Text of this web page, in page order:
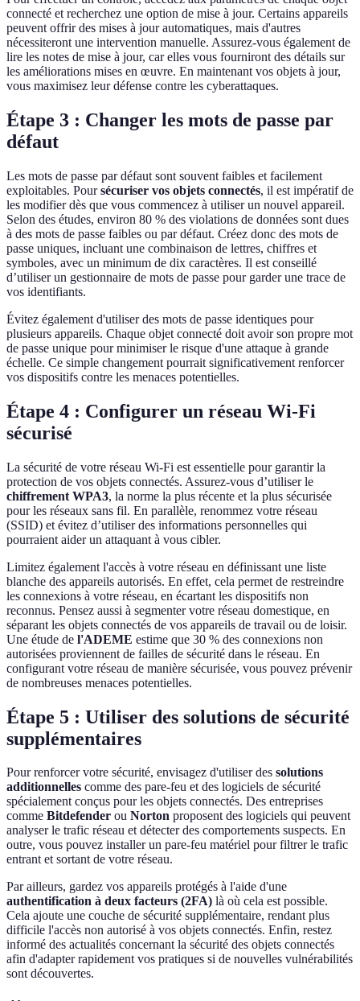
connecté et recherchez une option de mise à jour. Certains appareils
peuvent offrir des mises à jour automatiques, mais d'autres
nécessiteront une intervention manuelle. Assurez-vous également de
lire les notes de mise à jour, car elles vous fourniront des détails sur
les améliorations mises en œuvre. En maintenant vos objets à jour,
vous maximisez leur défense contre les cyberattaques.
Étape 3 : Changer les mots de passe par
défaut
Les mots de passe par défaut sont souvent faibles et facilement
exploitables. Poursécuriser vos objets connectés, il est impératif de
les modifier dès que vous commencez à utiliser un nouvel appareil.
Selon des études, environ 80 % des violations de données sont dues
à des mots de passe faibles ou par défaut. Créez donc des mots de
passe uniques, incluant une combinaison de lettres, chiffres et
symboles, avec un minimum de dix caractères. Il est conseillé
d’utiliser un gestionnaire de mots de passe pour garder une trace de
vos identifiants.
Évitez également d'utiliser des mots de passe identiques pour
plusieurs appareils. Chaque objet connecté doit avoir son propre mot
de passe unique pour minimiser le risque d'une attaque à grande
échelle. Ce simple changement pourrait significativement renforcer
vos dispositifs contre les menaces potentielles.
Étape 4 : Configurer un réseau Wi-Fi
sécurisé
La sécurité de votre réseau Wi-Fi est essentielle pour garantir la
protection de vos objets connectés. Assurez-vous d’utiliser le
chiffrement WPA3, la norme la plus récente et la plus sécurisée
pour les réseaux sans fil. En parallèle, renommez votre réseau
(SSID) et évitez d’utiliser des informations personnelles qui
pourraient aider un attaquant à vous cibler.
Limitez également l'accès à votre réseau en définissant une liste
blanche des appareils autorisés. En effet, cela permet de restreindre
les connexions à votre réseau, en écartant les dispositifs non
reconnus. Pensez aussi à segmenter votre réseau domestique, en
séparant les objets connectés de vos appareils de travail ou de loisir.
Une étude de l'ADEME estime que 30 % des connexions non
autorisées proviennent de failles de sécurité dans le réseau. En
configurant votre réseau de manière sécurisée, vous pouvez prévenir
de nombreuses menaces potentielles.
Étape 5 : Utiliser des solutions de sécurité
supplémentaires
Pour renforcer votre sécurité, envisagez d'utiliser des solutions
additionnelles comme des pare-feu et des logiciels de sécurité
spécialement conçus pour les objets connectés. Des entreprises
comme Bitdefender ou Norton proposent des logiciels qui peuvent
analyser le trafic réseau et détecter des comportements suspects. En
outre, vous pouvez installer un pare-feu matériel pour filtrer le trafic
entrant et sortant de votre réseau.
Par ailleurs, gardez vos appareils protégés à l'aide d'une
authentification à deux facteurs (2FA) là où cela est possible.
Cela ajoute une couche de sécurité supplémentaire, rendant plus
difficile l'accès non autorisé à vos objets connectés. Enfin, restez
informé des actualités concernant la sécurité des objets connectés
afin d'adapter rapidement vos pratiques si de nouvelles vulnérabilités
sont découvertes.